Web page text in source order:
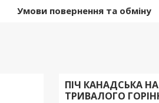
Умови повернення та обміну
ПІЧ КАНАДСЬКА
ТРИВАЛОГО